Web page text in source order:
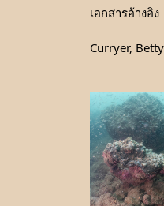
เอกสารอ้างอิง
Curryer,